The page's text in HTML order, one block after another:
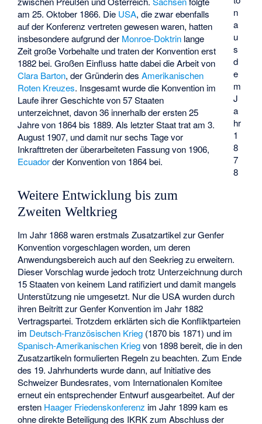
n
a
u
s
d
e
m
J
a
hr
1
8
7
8
am 25. Oktober 1866. Die USA, die zwar ebenfalls
auf der Konferenz vertreten gewesen waren, hatten
insbesondere aufgrund der Monroe-Doktrin lange
Zeit große Vorbehalte und traten der Konvention erst
1882 bei. Großen Einfluss hatte dabei die Arbeit von
Clara Barton, der Gründerin desAmerikanischen
Roten Kreuzes. Insgesamt wurde die Konvention im
Laufe ihrer Geschichte von 57 Staaten
unterzeichnet, davon 36 innerhalb der ersten 25
Jahre von 1864 bis 1889. Als letzter Staat trat am 3.
August 1907, und damit nur sechs Tage vor
Inkrafttreten der überarbeiteten Fassung von 1906,
Ecuadorder Konvention von 1864 bei.
Weitere Entwicklung bis zum
Zweiten Weltkrieg
Im Jahr 1868 waren erstmals Zusatzartikel zur Genfer
Konvention vorgeschlagen worden, um deren
Anwendungsbereich auch auf den Seekrieg zu erweitern.
Dieser Vorschlag wurde jedoch trotz Unterzeichnung durch
15 Staaten von keinem Land ratifiziert und damit mangels
Unterstützung nie umgesetzt. Nur die USA wurden durch
ihren Beitritt zur Genfer Konvention im Jahr 1882
Vertragspartei. Trotzdem erklärten sich die Konfliktparteien
im Deutsch-Französischen Krieg (1870 bis 1871) und im
Spanisch-Amerikanischen Kriegvon 1898 bereit, die in den
Zusatzartikeln formulierten Regeln zu beachten. Zum Ende
des 19. Jahrhunderts wurde dann, auf Initiative des
Schweizer Bundesrates, vom Internationalen Komitee
erneut ein entsprechender Entwurf ausgearbeitet. Auf der
ersten Haager Friedenskonferenz im Jahr 1899 kam es
ohne direkte Beteiligung des IKRK zum Abschluss der